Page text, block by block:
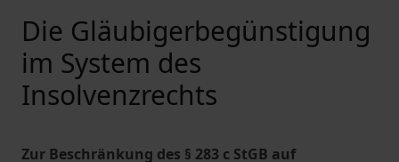
Die Gläubigerbegünstigung
im System des
Insolvenzrechts
Zur Beschränkung des § 283 c StGB auf